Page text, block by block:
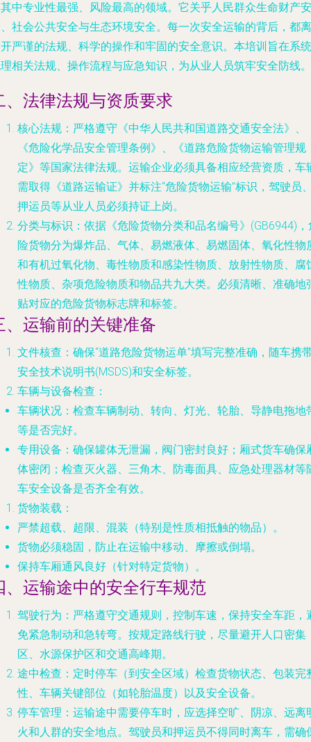
中专业性最强、风险最高的领域。它关乎人民群众生命财产安
社会公共安全与生态环境安全。每一次安全运输的背后，都离
严谨的法规、科学的操作和牢固的安全意识。本培训旨在系统
相关法规、操作流程与应急知识，为从业人员筑牢安全防线。
、法律法规与资质要求
核心法规 ：严格遵守《中华人民共和国道路交通安全法》、
《危险化学品安全管理条例》、《道路危险货物运输管理规
定》等国家法律法规。运输企业必须具备相应经营资质，车
需取得《道路运输证》并标注“危险货物运输”标识，驾驶员
押运员等从业人员必须持证上岗。
分类与标识 ：依据《危险货物分类和品名编号》(GB6944)，
险货物分为爆炸品、气体、易燃液体、易燃固体、氧化性物
和有机过氧化物、毒性物质和感染性物质、放射性物质、腐
性物质、杂项危险物质和物品共九大类。必须清晰、准确地
贴对应的危险货物标志牌和标签。
、运输前的关键准备
文件核查 ：确保“道路危险货物运单”填写完整准确，随车携
安全技术说明书(MSDS)和安全标签。
车辆与设备检查 ：
车辆状况 ：检查车辆制动、转向、灯光、轮胎、导静电拖地
等是否完好。
专用设备 ：确保罐体无泄漏，阀门密封良好；厢式货车确保
体密闭；检查灭火器、三角木、防毒面具、应急处理器材等
车安全设备是否齐全有效。
货物装载 ：
严禁超载、超限、混装（特别是性质相抵触的物品）。
货物必须稳固，防止在运输中移动、摩擦或倒塌。
保持车厢通风良好（针对特定货物）。
、运输途中的安全行车规范
驾驶行为 ：严格遵守交通规则，控制车速，保持安全车距，
免紧急制动和急转弯。按规定路线行驶，尽量避开人口密集
区、水源保护区和交通高峰期。
途中检查 ：定时停车（到安全区域）检查货物状态、包装完
性、车辆关键部位（如轮胎温度）以及安全设备。
停车管理 ：运输途中需要停车时，应选择空旷、阴凉、远离
火和人群的安全地点。驾驶员和押运员不得同时离车，需确